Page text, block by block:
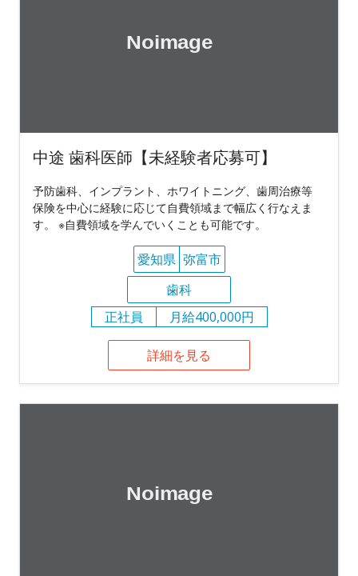
中途 歯科医師【未経験者応募可】
予防歯科、インプラント、ホワイトニング、歯周治療等
保険を中心に経験に応じて自費領域まで幅広く行なえま
す。 ※自費領域を学んでいくことも可能です。
愛知県 弥富市
歯科
正社員
月給400,000円
詳細を見る